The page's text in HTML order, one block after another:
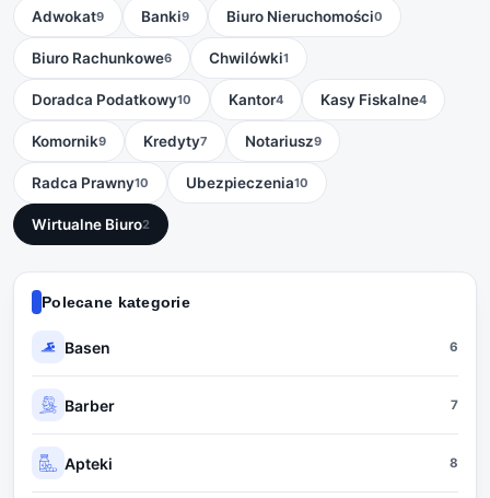
Adwokat9 Banki9 Biuro Nieruchomości0
Biuro Rachunkowe6 Chwilówki1
Doradca Podatkowy10 Kantor4 Kasy Fiskalne4
Komornik9 Kredyty7 Notariusz9
Radca Prawny10 Ubezpieczenia10
Wirtualne Biuro2
Polecane kategorie
Basen 6
Barber 7
Apteki 8